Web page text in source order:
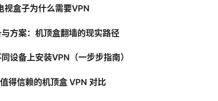
视盒子为什么需要VPN
方案：机顶盒翻墙的现实路径
设备上安装VPN（一步步指南）
得信赖的机顶盒 VPN 对比